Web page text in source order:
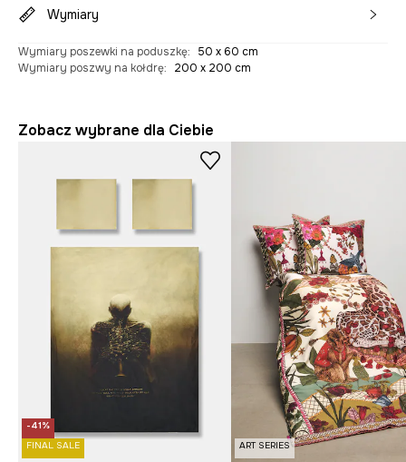
Wymiary
Wymiary poszewki na poduszkę:
50 x 60 cm
Wymiary poszwy na kołdrę: 200 x 200 cm
Zobacz wybrane dla Ciebie
-41%
FINAL SALE
ART SERIES